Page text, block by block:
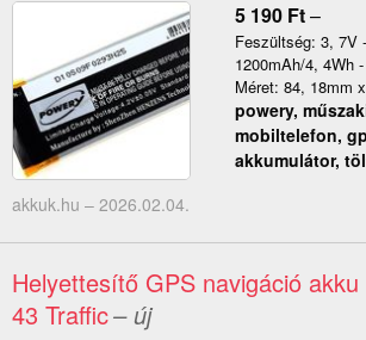
5 190 Ft–
Feszültség: 3, 7V
1200mAh/4, 4Wh
Méret: 84, 18mm
powery,
mobiltelefon,
akkumulátor,
akkuk.hu – 2026.02.04.
Helyettesítő GPS navigáció
43 Traffic– új